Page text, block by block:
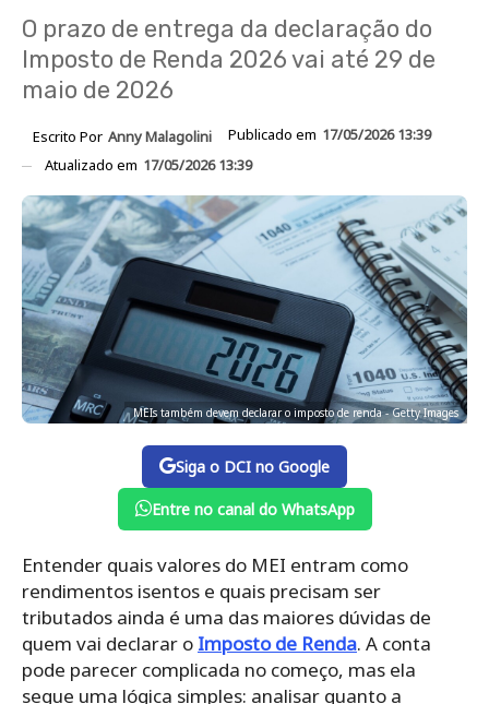
O prazo de entrega da declaração do
Imposto de Renda 2026 vai até 29 de
maio de 2026
Escrito Por Anny Malagolini Publicado em 17/05/2026 13:39
Atualizado em 17/05/2026 13:39
MEIs também devem declarar o imposto de renda - Getty Images
Siga o DCI no Google
Entre no canal do WhatsApp
Entender quais valores do MEI entram como
rendimentos isentos e quais precisam ser
tributados ainda é uma das maiores dúvidas de
quem vai declarar o Imposto de Renda. A conta
pode parecer complicada no começo, mas ela
segue uma lógica simples: analisar quanto a